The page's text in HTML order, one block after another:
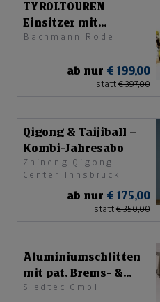
TYROLTOUREN
Einsitzer mit
Bremssystem
Bachmann Rodel
ab nur € 199,00
statt € 397,00
Qigong & Taijiball –
Kombi-Jahresabo
Zhineng Qigong
Center Innsbruck
ab nur € 175,00
statt € 350,00
Aluminiumschlitten
mit pat. Brems- &
Lenksystem
Sledtec GmbH